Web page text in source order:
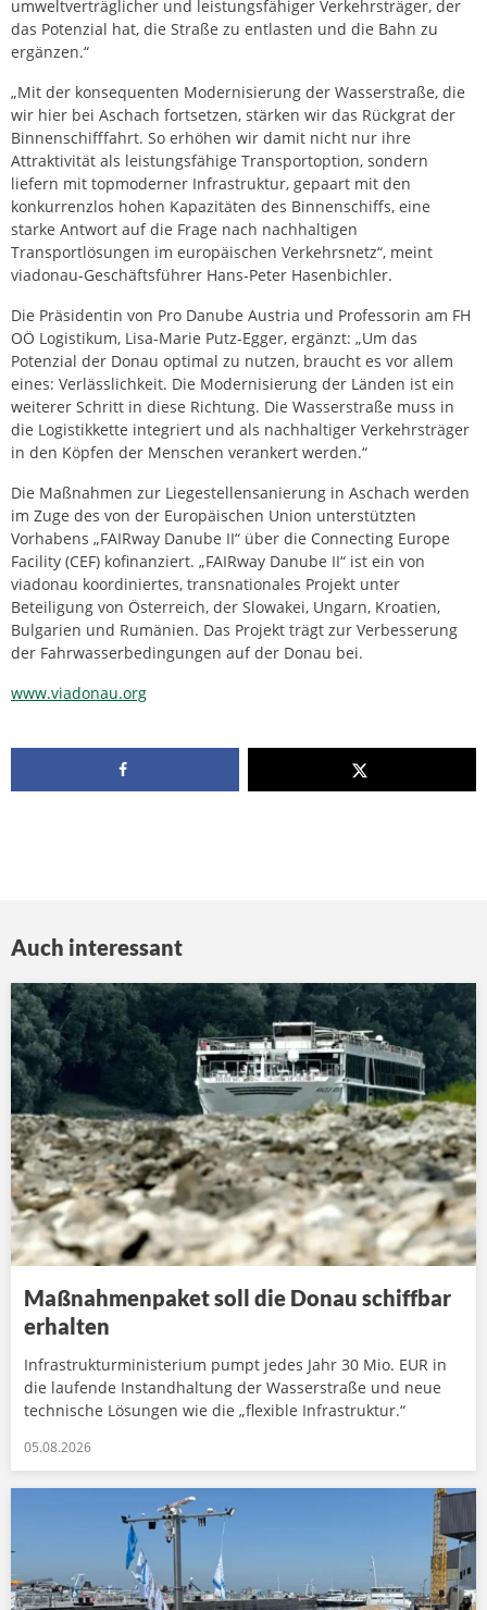
umweltverträglicher und leistungsfähiger Verkehrsträger, der
das Potenzial hat, die Straße zu entlasten und die Bahn zu
ergänzen.“
„Mit der konsequenten Modernisierung der Wasserstraße, die
wir hier bei Aschach fortsetzen, stärken wir das Rückgrat der
Binnenschifffahrt. So erhöhen wir damit nicht nur ihre
Attraktivität als leistungsfähige Transportoption, sondern
liefern mit topmoderner Infrastruktur, gepaart mit den
konkurrenzlos hohen Kapazitäten des Binnenschiffs, eine
starke Antwort auf die Frage nach nachhaltigen
Transportlösungen im europäischen Verkehrsnetz“, meint
viadonau-Geschäftsführer Hans-Peter Hasenbichler.
Die Präsidentin von Pro Danube Austria und Professorin am FH
OÖ Logistikum, Lisa-Marie Putz-Egger, ergänzt: „Um das
Potenzial der Donau optimal zu nutzen, braucht es vor allem
eines: Verlässlichkeit. Die Modernisierung der Länden ist ein
weiterer Schritt in diese Richtung. Die Wasserstraße muss in
die Logistikkette integriert und als nachhaltiger Verkehrsträger
in den Köpfen der Menschen verankert werden.“
Die Maßnahmen zur Liegestellensanierung in Aschach werden
im Zuge des von der Europäischen Union unterstützten
Vorhabens „FAIRway Danube II“ über die Connecting Europe
Facility (CEF) kofinanziert. „FAIRway Danube II“ ist ein von
viadonau koordiniertes, transnationales Projekt unter
Beteiligung von Österreich, der Slowakei, Ungarn, Kroatien,
Bulgarien und Rumänien. Das Projekt trägt zur Verbesserung
der Fahrwasserbedingungen auf der Donau bei.
www.viadonau.org
Auch interessant
Maßnahmenpaket soll die Donau schiffbar
erhalten
Infrastrukturministerium pumpt jedes Jahr 30 Mio. EUR in
die laufende Instandhaltung der Wasserstraße und neue
technische Lösungen wie die „flexible Infrastruktur.“
05.08.2026